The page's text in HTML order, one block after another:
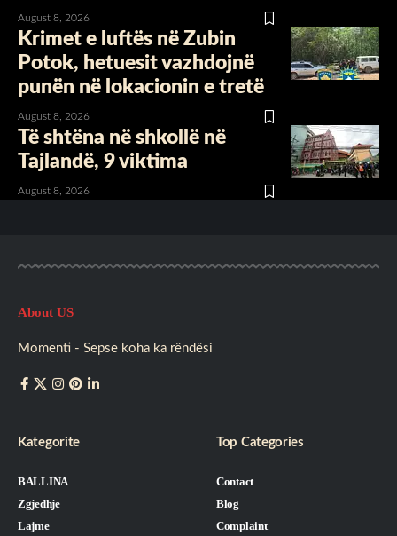
August 8, 2026
Krimet e luftës në Zubin
Potok, hetuesit vazhdojnë
punën në lokacionin e tretë
August 8, 2026
Të shtëna në shkollë në
Tajlandë, 9 viktima
August 8, 2026
About US
Momenti - Sepse koha ka rëndësi
Kategorite
BALLINA
Zgjedhje
Lajme
Top Categories
Contact
Blog
Complaint